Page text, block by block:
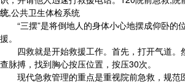
统,公共卫生体检系统
“三摆”是将倒地人的身体小心地摆成仰卧的
援。
四救就是开始救援工作。首先，打开气道。
查脉搏，找到胸心按压位置，按压30次。
现代急救管理的重点是重视院前急救，规范